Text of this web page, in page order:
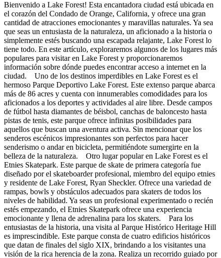
Bienvenido a Lake Forest! Esta encantadora ciudad está ubicada en
el corazón del Condado de Orange, California, y ofrece una gran
cantidad de atracciones emocionantes y maravillas naturales. Ya sea
que seas un entusiasta de la naturaleza, un aficionado a la historia o
simplemente estés buscando una escapada relajante, Lake Forest lo
tiene todo. En este artículo, exploraremos algunos de los lugares más
populares para visitar en Lake Forest y proporcionaremos
información sobre dónde puedes encontrar acceso a internet en la
ciudad. Uno de los destinos imperdibles en Lake Forest es el
hermoso Parque Deportivo Lake Forest. Este extenso parque abarca
más de 86 acres y cuenta con innumerables comodidades para los
aficionados a los deportes y actividades al aire libre. Desde campos
de fútbol hasta diamantes de béisbol, canchas de baloncesto hasta
pistas de tenis, este parque ofrece infinitas posibilidades para
aquellos que buscan una aventura activa. Sin mencionar que los
senderos escénicos impresionantes son perfectos para hacer
senderismo o andar en bicicleta, permitiéndote sumergirte en la
belleza de la naturaleza. Otro lugar popular en Lake Forest es el
Etnies Skatepark. Este parque de skate de primera categoría fue
diseñado por el skateboarder profesional, miembro del equipo etnies
y residente de Lake Forest, Ryan Sheckler. Ofrece una variedad de
rampas, bowls y obstáculos adecuados para skaters de todos los
niveles de habilidad. Ya seas un profesional experimentado o recién
estés empezando, el Etnies Skatepark ofrece una experiencia
emocionante y llena de adrenalina para los skaters. Para los
entusiastas de la historia, una visita al Parque Histórico Heritage Hill
es imprescindible. Este parque consta de cuatro edificios históricos
que datan de finales del siglo XIX, brindando a los visitantes una
visión de la rica herencia de la zona. Realiza un recorrido guiado por